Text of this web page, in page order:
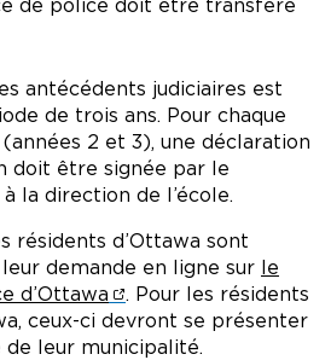
de police doit être transféré
antécédents judiciaires est
de trois ans. Pour chaque
2 et 3), une déclaration
doit être signée par le
la direction de l’école.
résidents d’Ottawa sont
demande en ligne sur le
d’Ottawa
. Pour les résidents
ceux-ci devront se présenter
leur municipalité.